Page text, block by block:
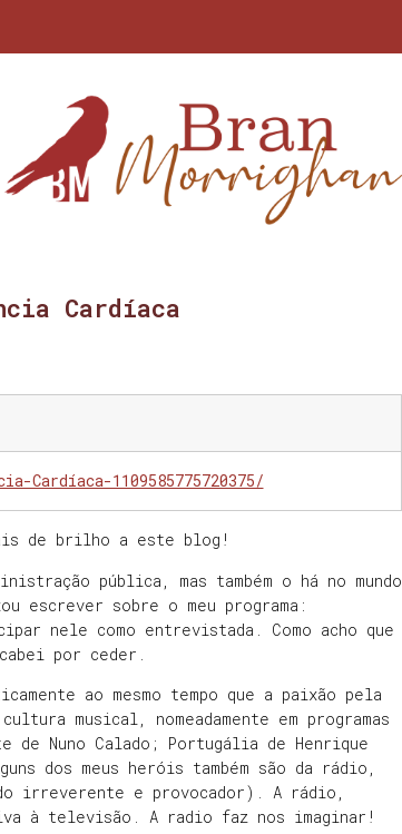
Cardíaca
Cardíaca-1109585775720375/
de brilho a este blog!
pública, mas também o há no mundo
escrever sobre o meu programa:
nele como entrevistada. Como acho que
por ceder.
ao mesmo tempo que a paixão pela
musical, nomeadamente em programas
de Nuno Calado; Portugália de Henrique
dos meus heróis também são da rádio,
irreverente e provocador). A rádio,
à televisão. A radio faz nos imaginar!